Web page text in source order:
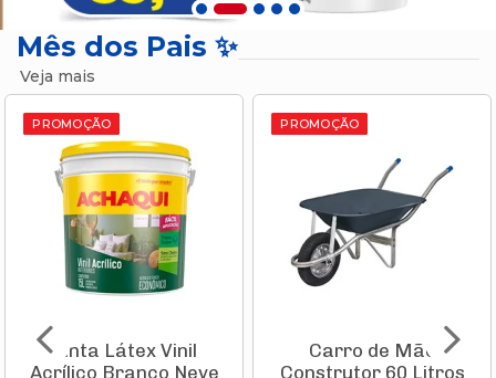
Mês dos Pais ✨
Veja mais
PROMOÇÃO
Tinta Látex Vinil
Acrílico Branco Neve
PROMOÇÃO
Carro de Mão
Construtor 60 Litros